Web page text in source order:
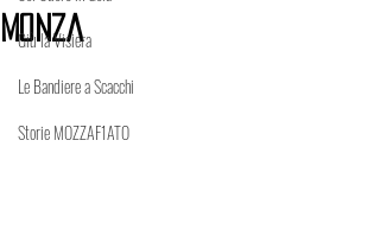
Giù la Visiera
Le Bandiere a Scacchi
Storie MOZZAF1ATO
Monza